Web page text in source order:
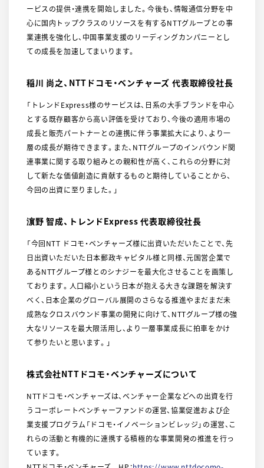
ービスの提供・連携を開始しました。今後も、情報通信分野を中
心に国内トップクラスのリソースを有するNTTグループとの事
業連携を強化し、中国事業支援のリーディングカンパニーとし
ての成長を加速してまいります。
稲川 尚之、NTTドコモ・ベンチャーズ 代表取締役社長
「トレンドExpress様のサービスは、日系の大手ブランドを中心
とする既存顧客から高い評価を受けており、今後の適用市場の
成長と販売パートナーとの連携に伴う事業拡大により、より一
層の成長が期待できます。また、NTTグループのインバウンド関
連事業に関する取り組みとの親和性が高く、これらの分野に対
して新たな価値創造に貢献するものと期待していることから、
今回の出資に至りました。」
濵野 智成、トレンドExpress 代表取締役社長
「今回NTT ドコモ・ベンチャーズ様に出資いただいたことで、先
日出資いただいた日本郵政キャピタル様と同様、元国営企業で
あるNTTグループ様とのシナジーを最大化させることを画策し
ております。人口縮小という日本が抱える大きな課題を解決す
べく、日本企業のグローバル展開のさらなる推進やまだまだ未
成熟なクロスバウンド事業の開発に向けて、NTTグループ様の強
大なリソースを最大限活用し、より一層事業成長に拍車をかけ
て参りたいと思います。」
株式会社NTTドコモ・ベンチャーズについて
NTTドコモ・ベンチャーズは、ベンチャー企業などへの出資を行
うコーポレートベンチャーファンドの運営、協業促進および企
業支援プログラム「ドコモ・イノベーションビレッジ」の運営、こ
れらの活動と有機的に連携する積極的な事業開発の推進を行っ
ています。